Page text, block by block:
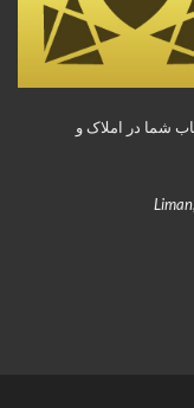
شما در املاک و